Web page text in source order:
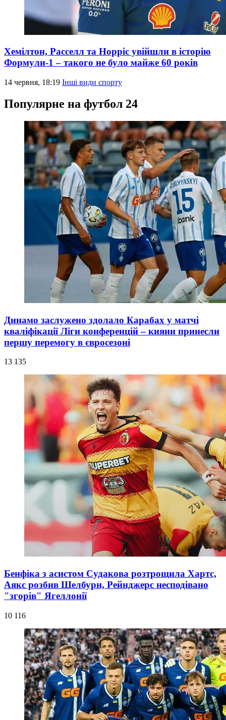
Хемілтон, Расселл та Норріс увійшли в історію
Формули-1 – такого не було майже 60 років
14 червня, 18:19 Інші види спорту
Популярне на футбол 24
Динамо заслужено здолало Карабах у матчі
кваліфікації Ліги конференцій – кияни принесли
першу перемогу в євросезоні
13 135
Бенфіка з асистом Судакова розтрощила Хартс,
Аякс розбив Шелбурн, Рейнджерс несподівано
"згорів" Ягеллонії
10 116